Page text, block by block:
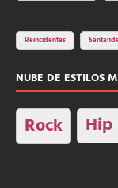
Reincidentes
NUBE DE ESTILOS
Rock Hip